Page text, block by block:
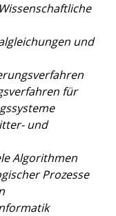
und
für
und
Algorithmen
Prozesse